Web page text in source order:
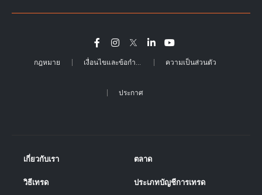
กฎหมาย ความเป็นส่วนตัว
ประกาศ
เกี่ยวกับเรา ตลาด
วิธีเทรด ประเภทบัญชีการเทรด